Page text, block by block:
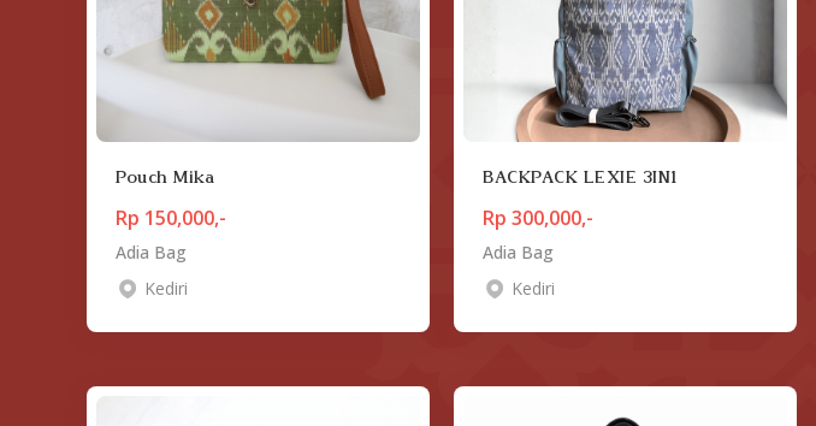
Pouch Mika
Rp 150,000,-
Adia Bag
Kediri
BACKPACK LEXIE 3IN1
Rp 300,000,-
Adia Bag
Kediri